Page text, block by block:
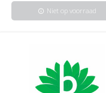
info Niet op voorraad